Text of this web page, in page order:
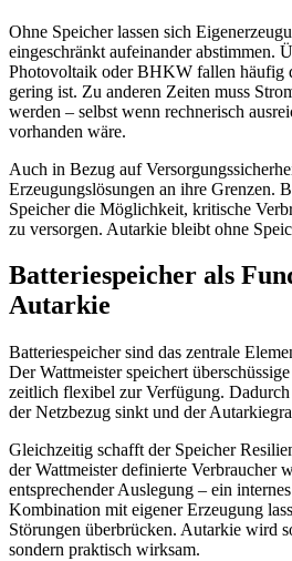
Ohne Speicher lassen sich
eingeschränkt aufeinander abstimmen.
Photovoltaik oder BHKW fallen häufig
gering ist. Zu anderen Zeiten muss
werden – selbst wenn rechnerisch
vorhanden wäre.
Auch in Bezug auf
Erzeugungslösungen an ihre Grenzen.
Speicher die Möglichkeit, kritische
zu versorgen. Autarkie bleibt ohne
Batteriespeicher als
Autarkie
Batteriespeicher sind das zentrale
Der Wattmeister speichert
zeitlich flexibel zur Verfügung.
der Netzbezug sinkt und der
Gleichzeitig schafft der Speicher
der Wattmeister definierte Verbraucher
entsprechender Auslegung – ein
Kombination mit eigener Erzeugung
Störungen überbrücken. Autarkie wird
sondern praktisch wirksam.